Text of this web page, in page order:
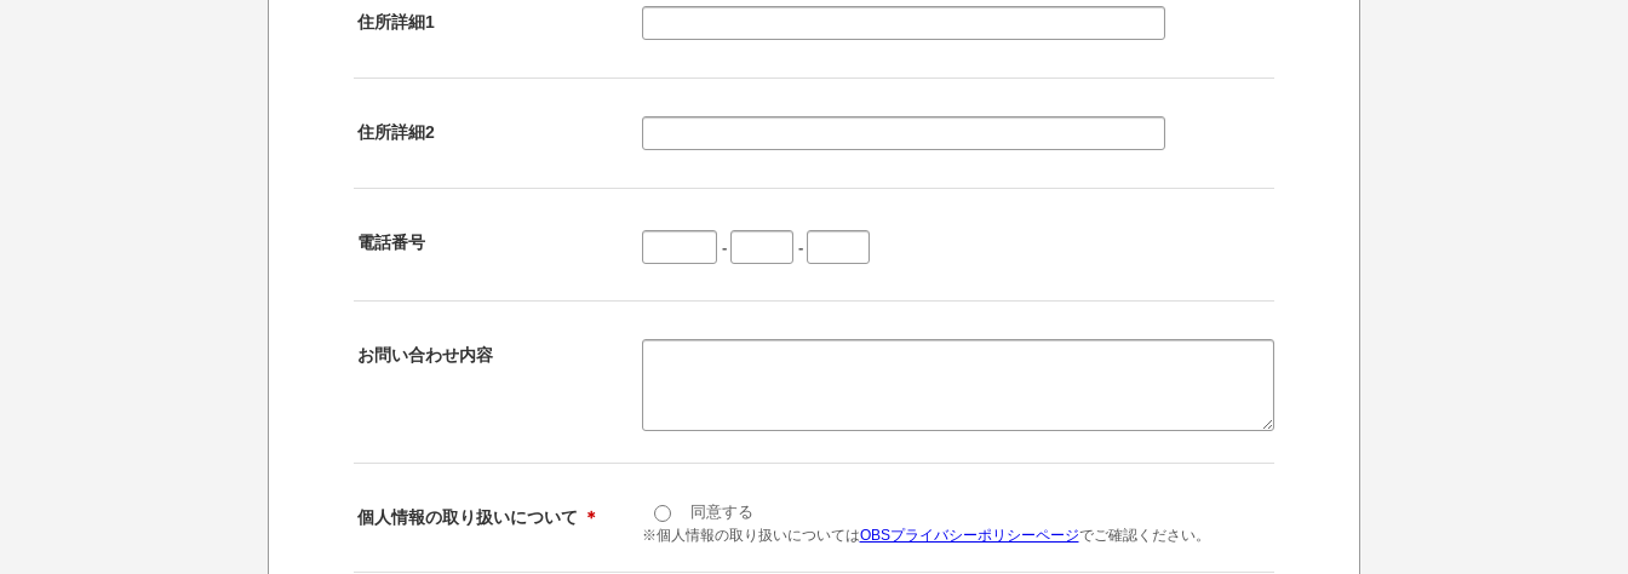
住所詳細1
住所詳細2
電話番号 - -
お問い合わせ内容
個人情報の取り扱いについて ＊ 同意する
※個人情報の取り扱いについてはOBSプライバシーポリシーページでご確認ください。